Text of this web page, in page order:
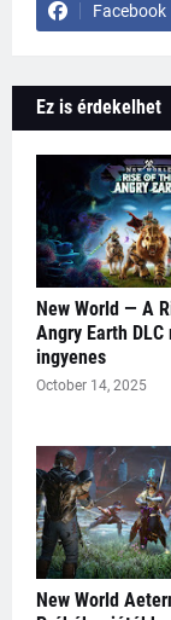
Facebook
Ez is érdekelhet
New World — A
Angry Earth DLC
ingyenes
October 14, 2025
New World